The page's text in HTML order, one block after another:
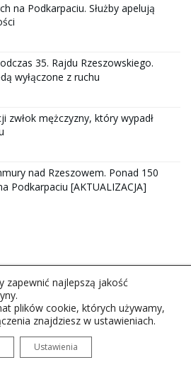
na Podkarpaciu. Służby apelują
35. Rajdu Rzeszowskiego.
wyłączone z ruchu
zwłok mężczyzny, który wypadł
nad Rzeszowem. Ponad 150
Podkarpaciu [AKTUALIZACJA]
Rzeszów S.A. w likwidacj.
zapewnić najlepszą jakość
plików cookie, których używamy,
znajdziesz w ustawieniach.
Ustawienia